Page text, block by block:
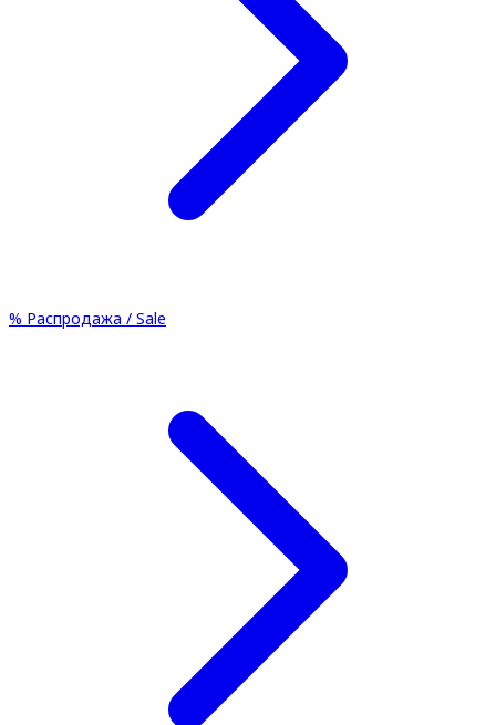
% Распродажа / Sale